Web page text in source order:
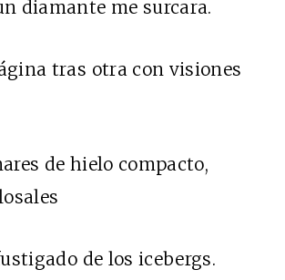
diamante me surcara.
tras otra con visiones
de hielo compacto,
de los icebergs.